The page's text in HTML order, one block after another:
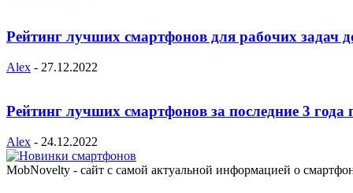
Рейтинг лучших смартфонов для рабочих задач
Alex - 27.12.2022
Рейтинг лучших смартфонов за последние 3 года
Alex - 24.12.2022
MobNovelty - сайт с самой актуальной информацией о